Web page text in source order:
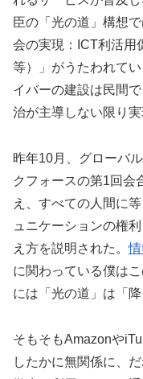
臣の「光の道」構想
会の実現：ICT利活用
等）」がうたわれて
イバーの建設は民間
治が主導しない限り実
昨年10月、グローバ
クフォースの第1回会
え、すべての人間に
ュニケーションの権
え方を説明された。
に関わっている僕は
には「光の道」は「
そもそもAmazonや
したかに無関係に、